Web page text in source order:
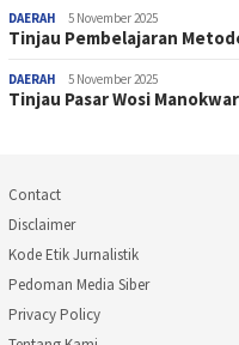
DAERAH 5 November 2025
Tinjau Pembelajaran
DAERAH 5 November 2025
Tinjau Pasar Wosi
Contact
Disclaimer
Kode Etik Jurnalistik
Pedoman Media Siber
Privacy Policy